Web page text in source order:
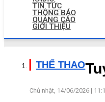
TIN TỨC
THÔNG BÁO
QUẢNG CÁO
GIỚI THIỆU
THỂ THAO
Chủ nhật, 14/06/2026 |